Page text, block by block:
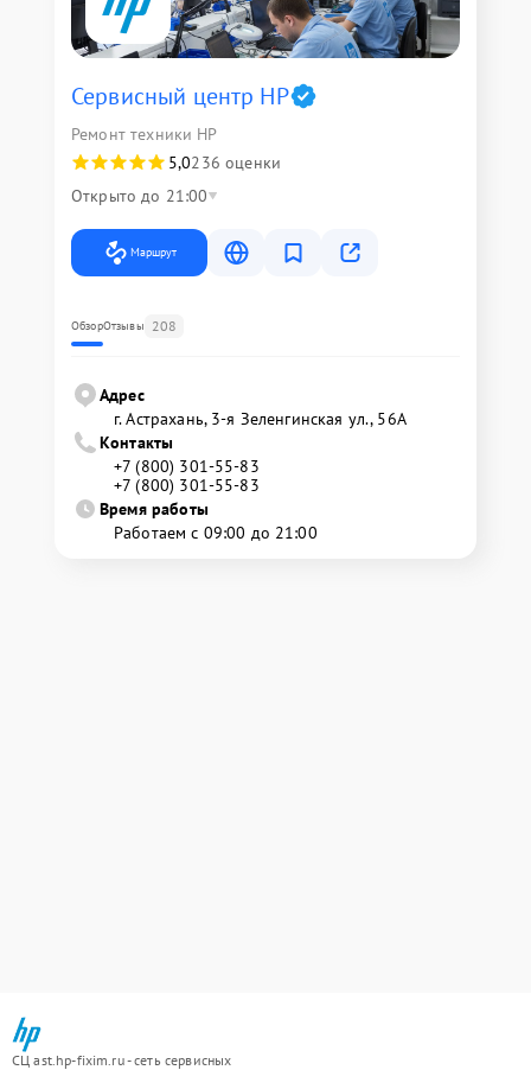
Сервисный центр HP
Ремонт техники HP
5,0236 оценки
Открыто до 21:00
Маршрут
ОбзорОтзывы 208
Адрес
г. Астрахань, 3-я Зеленгинская ул., 56А
Контакты
+7 (800) 301-55-83
+7 (800) 301-55-83
Время работы
Работаем с 09:00 до 21:00
СЦ ast.hp-fixim.ru - сеть сервисных